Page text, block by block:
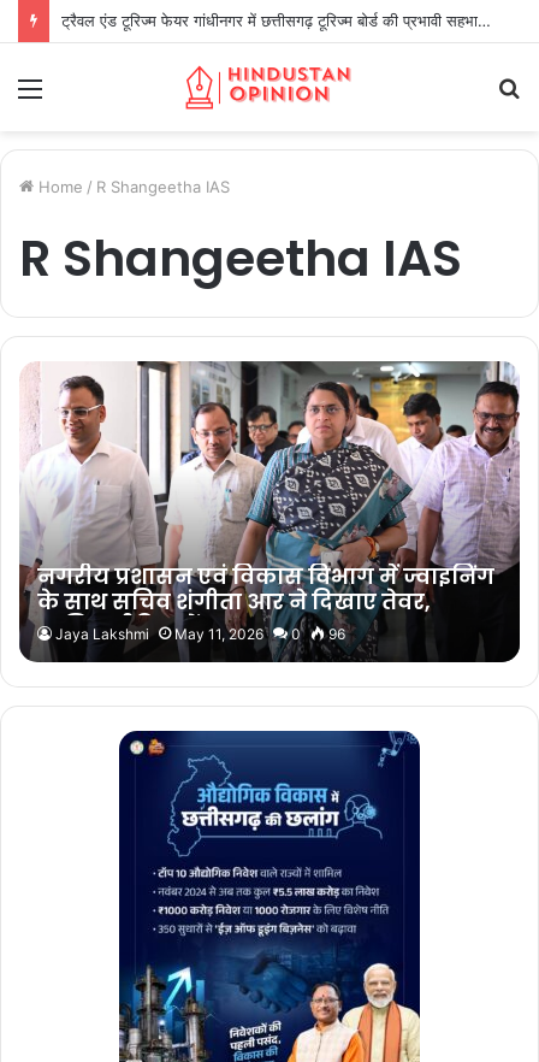
ट्रैवल एंड टूरिज्म फेयर गांधीनगर में छत्तीसगढ़ टूरिज्म बोर्ड की प्रभावी सहभागिता
Home / R Shangeetha IAS
R Shangeetha IAS
नगरीय प्रशासन एवं विकास विभाग में ज्वाइनिंग
के साथ सचिव शंगीता आर ने दिखाए तेवर,
जानिए मीटिंग में क्या कहा…
Jaya Lakshmi May 11, 2026 0 96